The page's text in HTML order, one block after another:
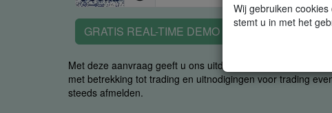
Wij gebruiken cookies
stemt u in met het
GRATIS REAL-TIME DEMO
Met deze aanvraag geeft u ons uitdrukkelijk toestemming
met betrekking tot trading en uitnodigingen voor trading
steeds afmelden.